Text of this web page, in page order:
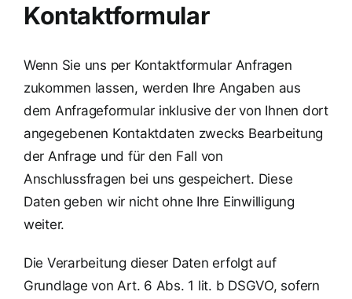
Kontaktformular
Wenn Sie uns per Kontaktformular Anfragen
zukommen lassen, werden Ihre Angaben aus
dem Anfrageformular inklusive der von Ihnen dort
angegebenen Kontaktdaten zwecks Bearbeitung
der Anfrage und für den Fall von
Anschlussfragen bei uns gespeichert. Diese
Daten geben wir nicht ohne Ihre Einwilligung
weiter.
Die Verarbeitung dieser Daten erfolgt auf
Grundlage von Art. 6 Abs. 1 lit. b DSGVO, sofern